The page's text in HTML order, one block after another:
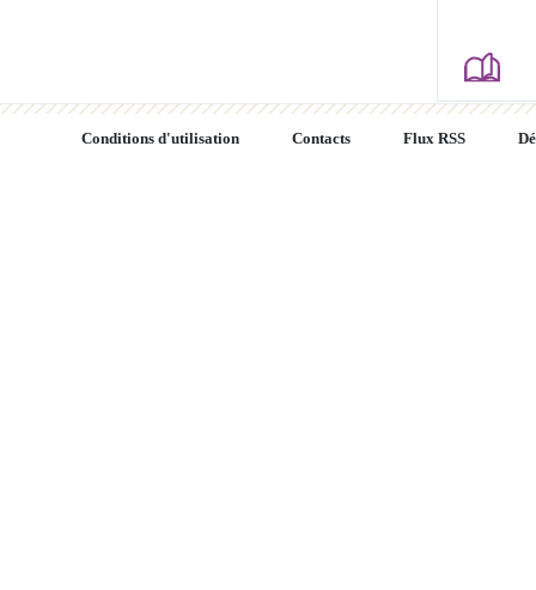
Conditions d'utilisation Contacts Flux RSS